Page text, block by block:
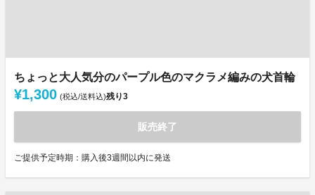
ちょっと大人気分のパープル色のマクラメ編みの犬首輪
¥1,300 (税込/送料込)残り3
販売終了
ご提供予定時期：購入後3週間以内に発送